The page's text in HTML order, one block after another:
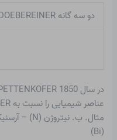
دو سه گانه DOEBEREINER:
(Bi)